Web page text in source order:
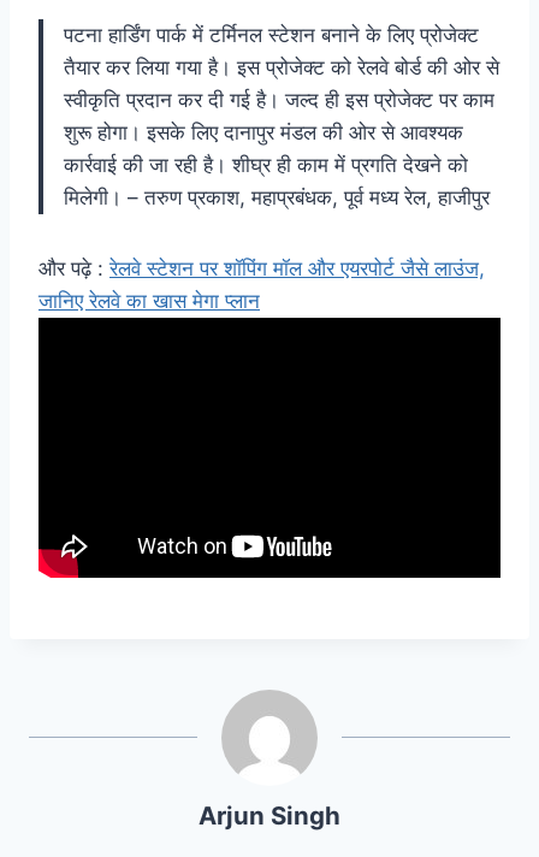
पटना हार्डिंग पार्क में टर्मिनल स्टेशन बनाने के लिए प्रोजेक्ट
तैयार कर लिया गया है। इस प्रोजेक्ट को रेलवे बोर्ड की ओर से
स्वीकृति प्रदान कर दी गई है। जल्द ही इस प्रोजेक्ट पर काम
शुरू होगा। इसके लिए दानापुर मंडल की ओर से आवश्यक
कार्रवाई की जा रही है। शीघ्र ही काम में प्रगति देखने को
मिलेगी। – तरुण प्रकाश, महाप्रबंधक, पूर्व मध्य रेल, हाजीपुर
और पढ़े :रेलवे स्टेशन पर शॉपिंग मॉल और एयरपोर्ट जैसे लाउंज,
जानिए रेलवे का खास मेगा प्लान
Arjun Singh